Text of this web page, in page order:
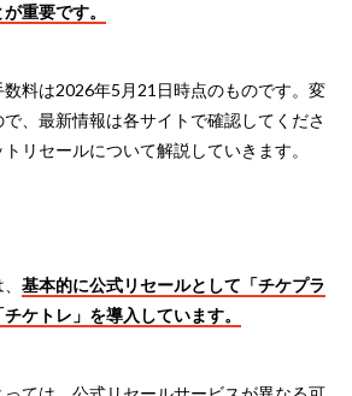
重要です。
数料は2026年5月21日時点のものです。変
、最新情報は各サイトで確認してくださ
リセールについて解説していきます。
基本的に公式リセールとして「チケプラ
ケトレ」を導入しています。